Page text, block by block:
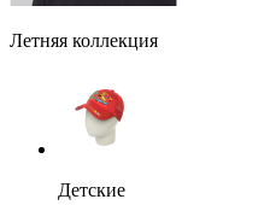
Летняя коллекция
Детские